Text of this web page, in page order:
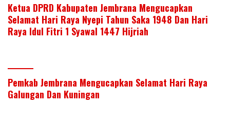
Ketua DPRD Kabupaten Jembrana Mengucapkan
Selamat Hari Raya Nyepi Tahun Saka 1948 Dan Hari
Raya Idul Fitri 1 Syawal 1447 Hijriah
Pemkab Jembrana Mengucapkan Selamat Hari Raya
Galungan Dan Kuningan